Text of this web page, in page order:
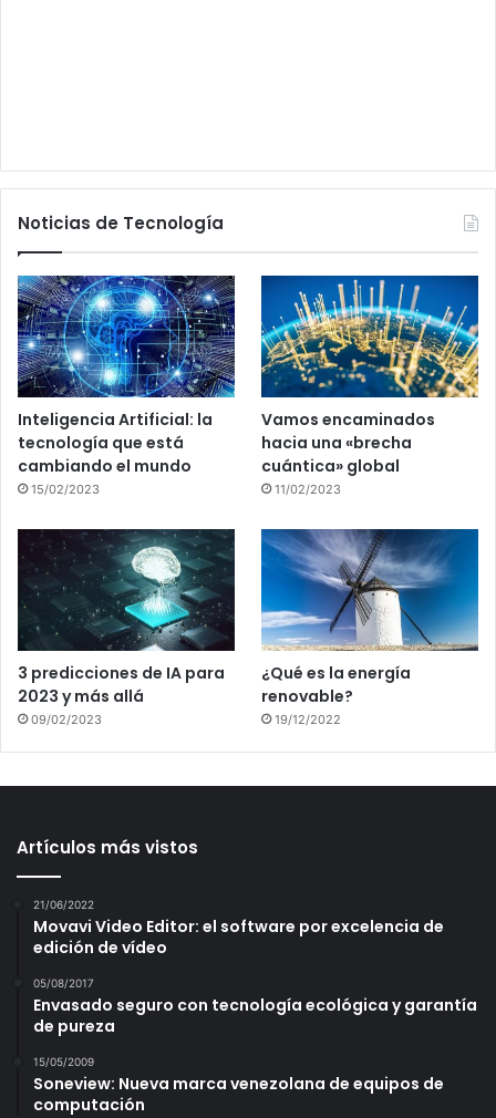
Noticias de Tecnología
Inteligencia Artificial: la
tecnología que está
cambiando el mundo
15/02/2023
Vamos encaminados
hacia una «brecha
cuántica» global
11/02/2023
3 predicciones de IA para
2023 y más allá
09/02/2023
¿Qué es la energía
renovable?
19/12/2022
Artículos más vistos
21/06/2022
Movavi Video Editor: el software por excelencia de
edición de vídeo
05/08/2017
Envasado seguro con tecnología ecológica y garantía
de pureza
15/05/2009
Soneview: Nueva marca venezolana de equipos de
computación